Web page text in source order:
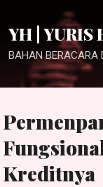
YH | YURIS
BAHAN BERACARA
Kreditnya